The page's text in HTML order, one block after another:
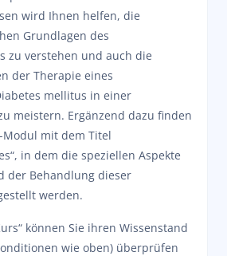
wird Ihnen helfen, die
Grundlagen des
zu verstehen und auch die
der Therapie eines
mellitus in einer
meistern. Ergänzend dazu finden
Modul mit dem Titel
in dem die speziellen Aspekte
der Behandlung dieser
werden.
können Sie ihren Wissenstand
wie oben) überprüfen